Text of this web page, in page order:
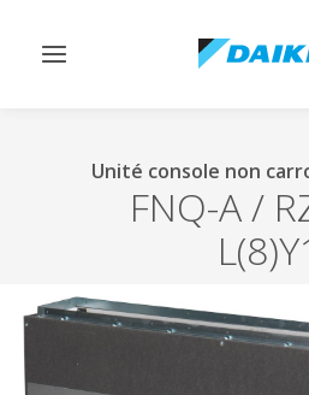
Afficher/masquer
Unité console non
FNQ-A /